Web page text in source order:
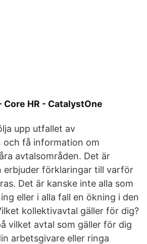
HR - CatalystOne
upp utfallet av
och få information om
avtalsområden. Det är
erbjuder förklaringar till varför
Det är kanske inte alla som
eller i alla fall en ökning i den
kollektivavtal gäller för dig?
vilket avtal som gäller för dig
arbetsgivare eller ringa